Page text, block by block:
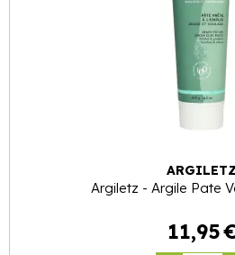
ARGILETZ
Argiletz - Argile Pate
11,95€